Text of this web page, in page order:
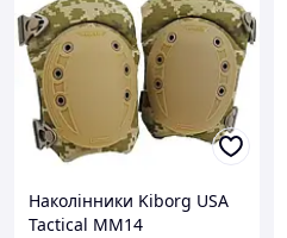
Наколінники Kiborg USA
Tactical MM14